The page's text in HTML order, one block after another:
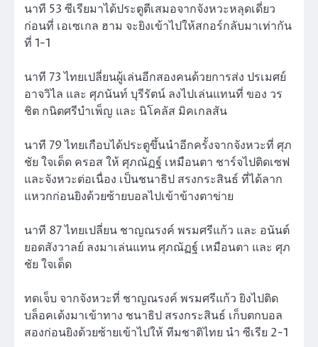
นาที 53 ซีเรียมาได้ประตูตีเสมอจากจังหวะหลุดเดี่ยว
ก่อนที่ เอเซเกล ฮาม จะยิงเข้าไปให้สกอร์กลับมาเท่ากัน
ที่ 1-1
นาที 73 ไทยเปลี่ยนผู้เล่นอีกสองคนด้วยการส่ง ปรเมศย์
อาจวิไล และ ศุภนันท์ บุรีรัตน์ ลงไปเล่นแทนที่ ของ วร
ชิต กนิตศรีบำเพ็ญ และ นิโคลัส มิคเกลสัน
นาที 79 ไทยเกือบได้ประตูขึ้นนำอีกครั้งจากจังหวะที่ ศุภ
ชัย ใจเด็ด ครอส ให้ ศุภณัฏฐ์ เหมือนตา ชาร์จไปติดเซฟ
และจังหวะต่อเนื่อง เป็นชนาธิป สรงกระสินธ์ ที่ได้ลาก
แหวกก่อนยิงด้วยซ้ายบอลไปเข้าข้างตาข่าย
นาที 87 ไทยเปลี่ยน ชาญณรงค์ พรมศรีแก้ว และ อนันต์
ยอดสังวาลย์ ลงมาเล่นแทน ศุภณัฏฐ์ เหมือนตา และ ศุภ
ชัย ใจเด็ด
ทดเจ็บ จากจังหวะที่ ชาญณรงค์ พรมศรีแก้ว ยิงไปติด
บล็อคเด้งมาเข้าทาง ชนาธิป สรงกระสินธ์ เก็บตกบอล
สองก่อนยิงด้วยซ้ายเข้าไปให้ ทีมชาติไทย นำ ซีเรีย 2-1